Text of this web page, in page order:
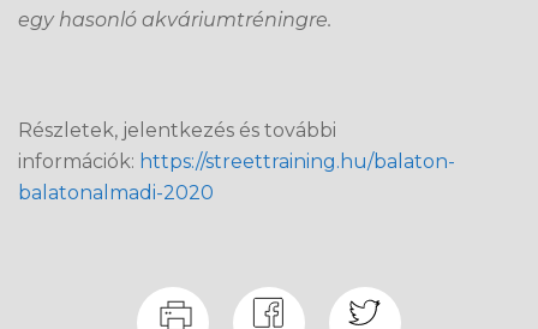
egy hasonló akváriumtréningre.
Részletek, jelentkezés és további
információk: https://streettraining.hu/balaton-
balatonalmadi-2020